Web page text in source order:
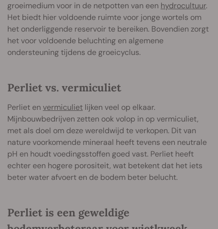
groeimedium voor in de netpotten van een hydrocultuur.
Het biedt hier voldoende ruimte voor jonge wortels om
het onderliggende reservoir te bereiken. Bovendien zorgt
het voor voldoende beluchting en algemene
ondersteuning tijdens de groeicyclus.
Perliet vs. vermiculiet
Perliet en vermiculiet lijken veel op elkaar.
Mijnbouwbedrijven zetten ook volop in op vermiculiet,
met als doel om deze wereldwijd te verkopen. Dit van
nature voorkomende mineraal heeft tevens een neutrale
pH en houdt voedingsstoffen goed vast. Perliet heeft
echter een hogere porositeit, wat betekent dat het iets
beter water afvoert en de bodem beter belucht.
Perliet is een geweldige